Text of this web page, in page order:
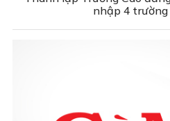
nhập 4 trường